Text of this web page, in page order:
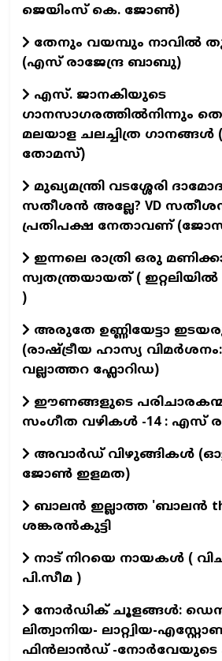
ജെയിംസ് കെ. ജോണ്‍)
തേനും വയമ്പും നാവിൽ
(എസ് രാജേന്ദ്ര ബാബു)
എസ്. ജാനകിയുടെ
ഗാനസാഗരത്തിൽനിന്നും
മലയാള ചലച്ചിത്ര
തോമസ്)
മുഖ്യമന്ത്രി വടശ്ശേരി
സതീശൻ അല്ലേ? VD
പ്രതിപക്ഷ നേതാവണ്
ഇന്നലെ രാത്രി ഒരു
സ്വതന്ത്രയായത് ( ഇറ്റലിയിൽ
)
അരുതേ ഉണ്ണിയേട്ടാ
(രാഷ്ട്രീയ ഹാസ്യ
വല്ലാത്തറ ഫ്ലോറിഡ)
ഈണങ്ങളുടെ
സംഗീത വഴികള്‍ -14 : എസ്
അവാർഡ് വിഴുങ്ങികൾ
ജോൺ ഇളമത)
ബാലൻ ഇല്ലാത്ത 'ബാലൻ the
ശങ്കരൻകുട്ടി
നാട് നിറയെ നായകൾ (
പി.സീമ )
നോർഡിക് ചൂളങ്ങൾ:
ലിത്വാനിയ- ലാറ്റ്വിയ-
ഫിൻലാൻഡ് -നോർവേയുടെ